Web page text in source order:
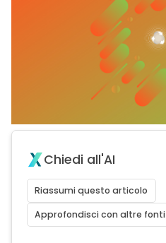
Chiedi all'AI
Riassumi questo articolo
Approfondisci con altre fonti